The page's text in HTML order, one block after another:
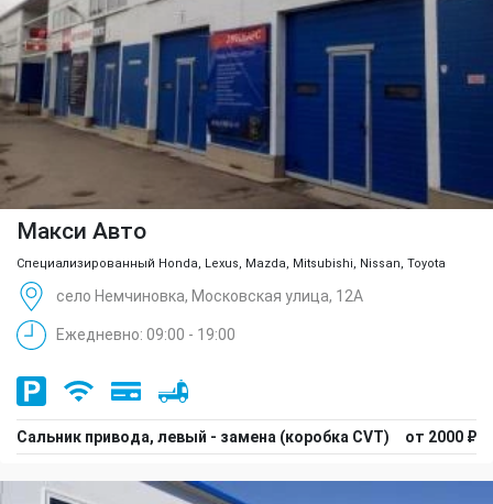
Макси Авто
Специализированный Honda, Lexus, Mazda, Mitsubishi, Nissan, Toyota
село Немчиновка, Московская улица, 12А
Ежедневно: 09:00 - 19:00
Сальник привода, левый - замена (коробка CVT) от 2000 ₽